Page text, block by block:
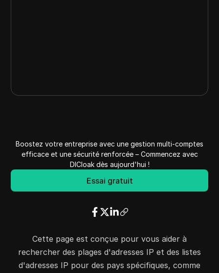
Boostez votre entreprise avec une gestion multi-comptes
efficace et une sécurité renforcée – Commencez avec
DICloak dès aujourd'hui !
Essai gratuit
Cette page est conçue pour vous aider à
rechercher des plages d'adresses IP et des listes
d'adresses IP pour des pays spécifiques, comme